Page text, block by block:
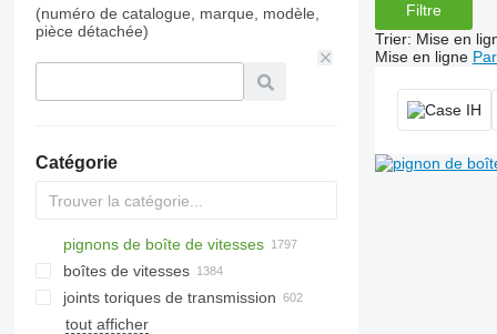
(numéro de catalogue, marque, modèle,
pièce détachée)
Catégorie
pignons de boîte de vitesses
boîtes de vitesses
joints toriques de transmission
tout afficher
Filtre
Trier: Mise en
Mise en ligne